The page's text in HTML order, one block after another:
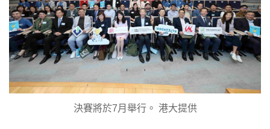
決賽將於7月舉行。 港大提供